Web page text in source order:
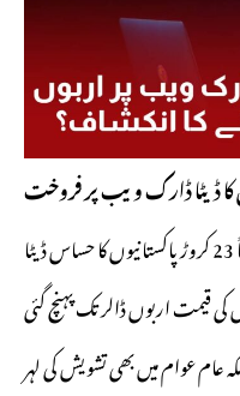
حیرت انگیز انکشاف ہوا ہے کہ تقریباً 23 کروڑ پاکستانیوں کا حساس ڈیٹا
قیمت اربوں ڈالر تک پہنچ گئی
عوام میں بھی تشویش کی لہر